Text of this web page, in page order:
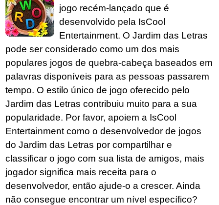
jogo recém-lançado que é
desenvolvido pela IsCool
Entertainment. O Jardim das Letras
pode ser considerado como um dos mais
populares jogos de quebra-cabeça baseados em
palavras disponíveis para as pessoas passarem
tempo. O estilo único de jogo oferecido pelo
Jardim das Letras contribuiu muito para a sua
popularidade. Por favor, apoiem a IsCool
Entertainment como o desenvolvedor de jogos
do Jardim das Letras por compartilhar e
classificar o jogo com sua lista de amigos, mais
jogador significa mais receita para o
desenvolvedor, então ajude-o a crescer. Ainda
não consegue encontrar um nível específico?